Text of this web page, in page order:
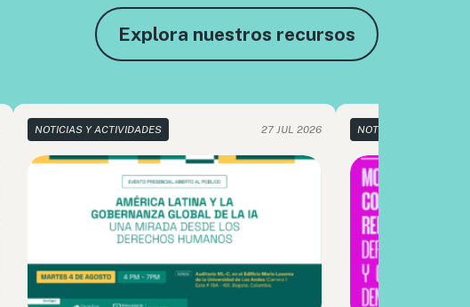
Explora nuestros recursos
NOTICIAS Y ACTIVIDADES 27 JUL 2026 NOTICIAS Y